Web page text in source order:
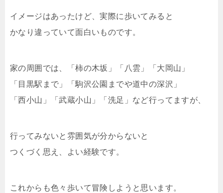
イメージはあったけど、実際に歩いてみると
かなり違っていて面白いものです。
家の周囲では、「柿の木坂」「八雲」「大岡山」
「目黒駅まで」「駒沢公園までや道中の深沢」
「西小山」「武蔵小山」「洗足」など行ってますが、
行ってみないと雰囲気が分からないと
つくづく思え、よい経験です。
これからも色々歩いて冒険しようと思います。